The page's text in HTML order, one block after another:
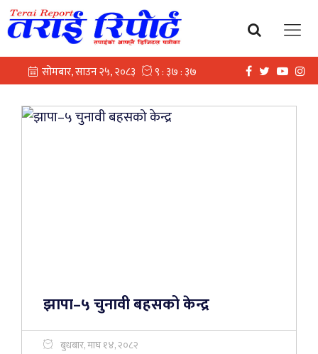
झापा–५ चुनावी बहसको केन्द्र
बुधबार, माघ १४, २०८२